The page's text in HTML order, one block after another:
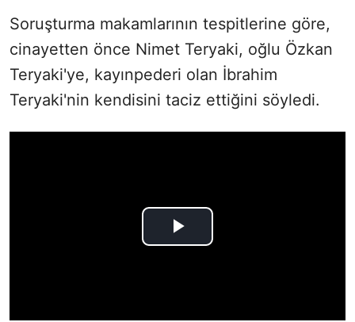
Soruşturma makamlarının tespitlerine göre,
cinayetten önce Nimet Teryaki, oğlu Özkan
Teryaki'ye, kayınpederi olan İbrahim
Teryaki'nin kendisini taciz ettiğini söyledi.